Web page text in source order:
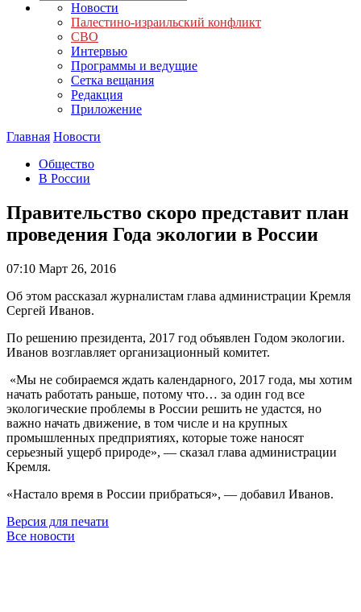
Новости
Палестино-израильский конфликт
СВО
Интервью
Программы и ведущие
Сетка вещания
Редакция
Приложение
Главная Новости
Общество
В России
Правительство скоро представит план
проведения Года экологии в России
07:10 Март 26, 2016
Об этом рассказал журналистам глава администрации Кремля
Сергей Иванов.
По решению президента, 2017 год объявлен Годом экологии.
Иванов возглавляет организационный комитет.
«Мы не собираемся ждать календарного, 2017 года, мы хотим
начать работать раньше, потому что… за один год все
экологические проблемы в России решить не удастся, но
важно начать движение, в том числе и на крупных
промышленных предприятиях, которые тоже наносят
серьезный ущерб природе», — сказал глава администрации
Кремля.
«Настало время в России прибраться», — добавил Иванов.
Версия для печати
Все новости